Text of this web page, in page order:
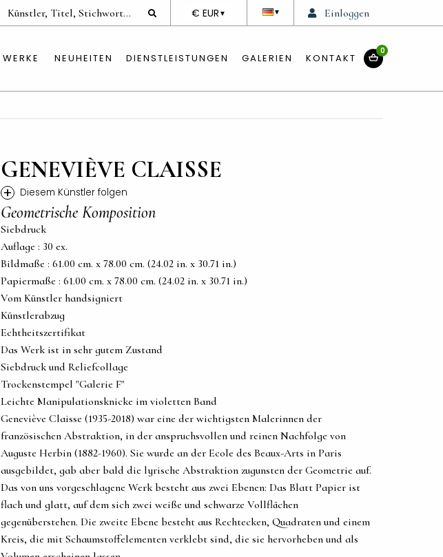
Einloggen
▼
DEVISE
€ EUR ▼
WERKE NEUHEITEN DIENSTLEISTUNGEN GALERIEN KONTAKT
0
GENEVIÈVE CLAISSE
+ Diesem Künstler folgen
Geometrische Komposition
Siebdruck
Auflage : 30 ex.
Bildmaße : 61.00 cm. x 78.00 cm. (24.02 in. x 30.71 in.)
Papiermaße : 61.00 cm. x 78.00 cm. (24.02 in. x 30.71 in.)
Vom Künstler handsigniert
Künstlerabzug
Echtheitszertifikat
Das Werk ist in sehr gutem Zustand
Siebdruck und Reliefcollage
Trockenstempel "Galerie F"
Leichte Manipulationsknicke im violetten Band
Geneviève Claisse (1935-2018) war eine der wichtigsten Malerinnen der
französischen Abstraktion, in der anspruchsvollen und reinen Nachfolge von
Auguste Herbin (1882-1960). Sie wurde an der Ecole des Beaux-Arts in Paris
ausgebildet, gab aber bald die lyrische Abstraktion zugunsten der Geometrie auf.
Das von uns vorgeschlagene Werk besteht aus zwei Ebenen: Das Blatt Papier ist
flach und glatt, auf dem sich zwei weiße und schwarze Vollflächen
gegenüberstehen. Die zweite Ebene besteht aus Rechtecken, Quadraten und einem
Kreis, die mit Schaumstoffelementen verklebt sind, die sie hervorheben und als